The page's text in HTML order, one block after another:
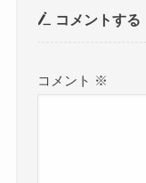
コメントする
コメント ※